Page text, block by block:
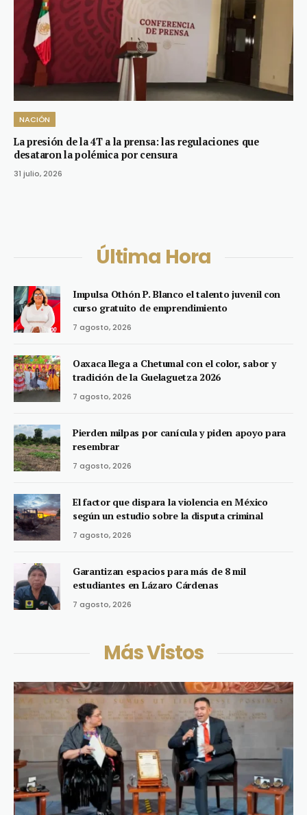
NACIÓN
La presión de la 4T a la prensa: las regulaciones que
desataron la polémica por censura
31 julio, 2026
Última Hora
Impulsa Othón P. Blanco el talento juvenil con
curso gratuito de emprendimiento
7 agosto, 2026
Oaxaca llega a Chetumal con el color, sabor y
tradición de la Guelaguetza 2026
7 agosto, 2026
Pierden milpas por canícula y piden apoyo para
resembrar
7 agosto, 2026
El factor que dispara la violencia en México
según un estudio sobre la disputa criminal
7 agosto, 2026
Garantizan espacios para más de 8 mil
estudiantes en Lázaro Cárdenas
7 agosto, 2026
Más Vistos